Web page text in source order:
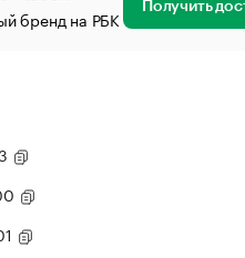
бренд на РБК Получить